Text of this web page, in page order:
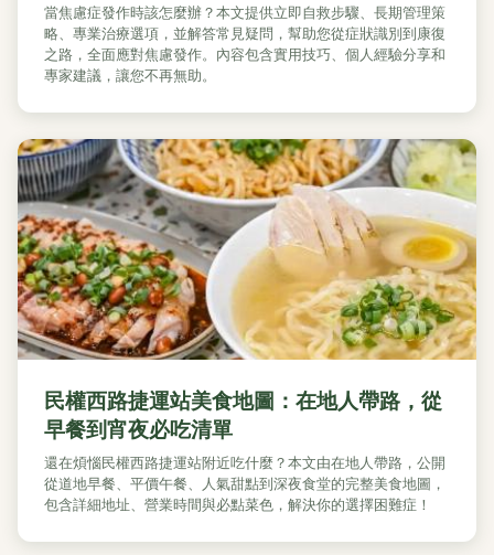
當焦慮症發作時該怎麼辦？本文提供立即自救步驟、長期管理策
略、專業治療選項，並解答常見疑問，幫助您從症狀識別到康復
之路，全面應對焦慮發作。內容包含實用技巧、個人經驗分享和
專家建議，讓您不再無助。
民權西路捷運站美食地圖：在地人帶路，從
早餐到宵夜必吃清單
還在煩惱民權西路捷運站附近吃什麼？本文由在地人帶路，公開
從道地早餐、平價午餐、人氣甜點到深夜食堂的完整美食地圖，
包含詳細地址、營業時間與必點菜色，解決你的選擇困難症！